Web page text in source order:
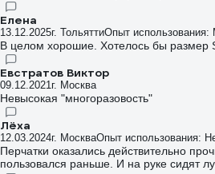
от природы, но, вроде как, тут без
отсутствия опудривания на внутренней
достаточно комфортно. После
выворачиваю перчатки, сушу и можно
пальцев поверхность немного
сцепления. Не знаю, вроде ничего из
от этого и нет никакого толкуя. В итоге
положительные. За три месяца все
Елена
13.12.2025г. ТольяттиОпыт использования:
В целом хорошие. Хотелось бы размер
Евстратов Виктор
09.12.2021г. Москва
Невысокая "многоразовость"
Лёха
12.03.2024г. МоскваОпыт использования:
Перчатки оказались действительно
пользовался раньше. И на руке сидят